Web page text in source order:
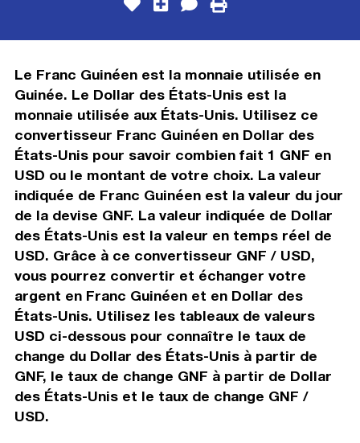
Le Franc Guinéen est la monnaie utilisée en
Guinée. Le Dollar des États-Unis est la
monnaie utilisée aux États-Unis. Utilisez ce
convertisseur Franc Guinéen en Dollar des
États-Unis pour savoir combien fait 1 GNF en
USD ou le montant de votre choix. La valeur
indiquée de Franc Guinéen est la valeur du jour
de la devise GNF. La valeur indiquée de Dollar
des États-Unis est la valeur en temps réel de
USD. Grâce à ce convertisseur GNF / USD,
vous pourrez convertir et échanger votre
argent en Franc Guinéen et en Dollar des
États-Unis. Utilisez les tableaux de valeurs
USD ci-dessous pour connaître le taux de
change du Dollar des États-Unis à partir de
GNF, le taux de change GNF à partir de Dollar
des États-Unis et le taux de change GNF /
USD.